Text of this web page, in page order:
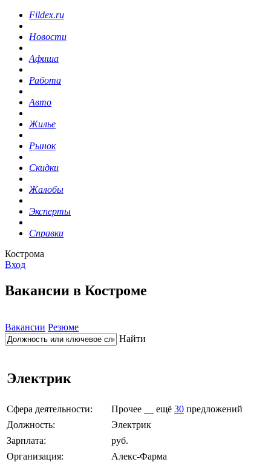
Fildex.ru
Новости
Афиша
Работа
Авто
Жилье
Рынок
Скидки
Жалобы
Эксперты
Справки
Кострома
Вход
Вакансии в Костроме
Вакансии Резюме
Найти
Электрик
Сфера деятельности: Прочее ещё 30 предложений
Должность:
Электрик
Зарплата:
руб.
Организация:
Алекс-Фарма